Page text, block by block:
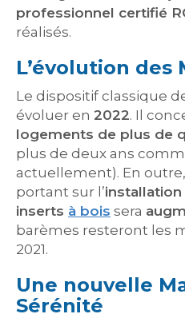
professionnel certifié
réalisés.
L’évolution des
Le dispositif classique
évoluer en 2022. Il
logements de plus de
plus de deux ans
actuellement). En
portant sur l’installation
inserts à bois sera
barèmes resteront les
2021.
Une nouvelle
Sérénité